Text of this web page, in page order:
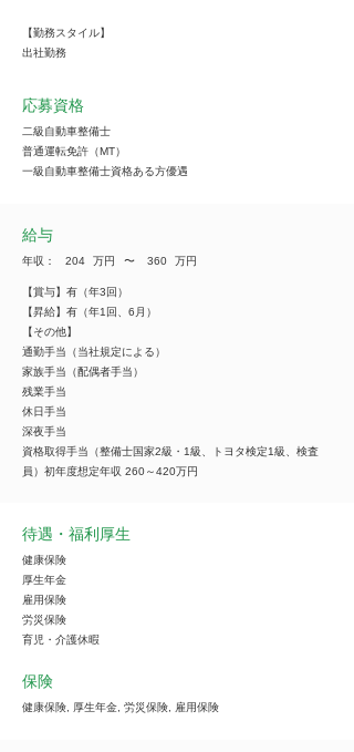
【勤務スタイル】
出社勤務
応募資格
二級自動車整備士
普通運転免許（MT）
一級自動車整備士資格ある方優遇
給与
年収： 204 万円 ​〜 360 万円
【賞与】有（年3回）
【昇給】有（年1回、6月）
【その他】
通勤手当（当社規定による）
家族手当（配偶者手当）
残業手当
休日手当
深夜手当
資格取得手当（整備士国家2級・1級、トヨタ検定1級、検査
員）初年度想定年収 260～420万円
待遇・福利厚生
健康保険
厚生年金
雇用保険
労災保険
育児・介護休暇
保険
健康保険, 厚生年金, 労災保険, 雇用保険